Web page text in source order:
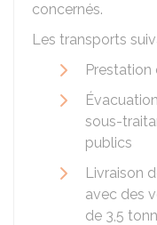
concernés.
Les transports
sous-
publics
Livraison
avec des
de 3,5